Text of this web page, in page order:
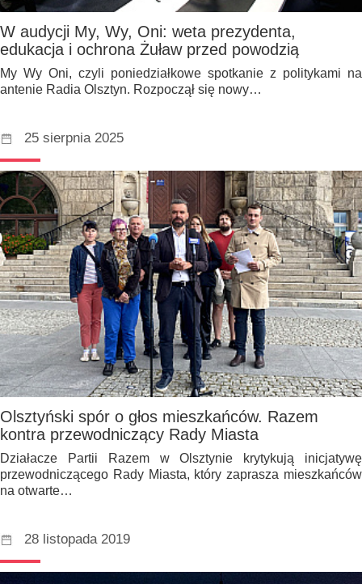
W audycji My, Wy, Oni: weta prezydenta,
edukacja i ochrona Żuław przed powodzią
My Wy Oni, czyli poniedziałkowe spotkanie z politykami na
antenie Radia Olsztyn. Rozpoczął się nowy…
25 sierpnia 2025
Olsztyński spór o głos mieszkańców. Razem
kontra przewodniczący Rady Miasta
Działacze Partii Razem w Olsztynie krytykują inicjatywę
przewodniczącego Rady Miasta, który zaprasza mieszkańców
na otwarte…
28 listopada 2019